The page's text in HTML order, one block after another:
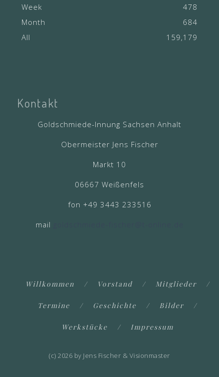
Week
478
Month
684
All
159,179
Kontakt
Goldschmiede-Innung Sachsen Anhalt
Obermeister Jens Fischer
Markt 10
06667 Weißenfels
fon +49 3443 233516
mail
Willkommen Vorstand Mitglieder
Termine Geschichte Bilder
Werkstücke Impressum
(c) 2026 by Jens Fischer & Visionmaster